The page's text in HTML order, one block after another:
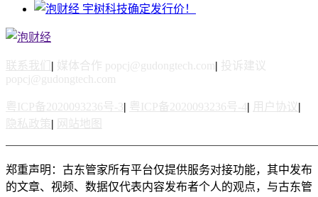
宇树科技确定发行价！
联系我们 | 媒体合作 popcj@gudongtech.com| 投诉建议
popcj@gudongtech.com
粤ICP备2020093236号-3| 粤ICP备2020093236号-4| 用户协议|
隐私政策| 网站地图
郑重声明：古东管家所有平台仅提供服务对接功能，其中发布
的文章、视频、数据仅代表内容发布者个人的观点，与古东管